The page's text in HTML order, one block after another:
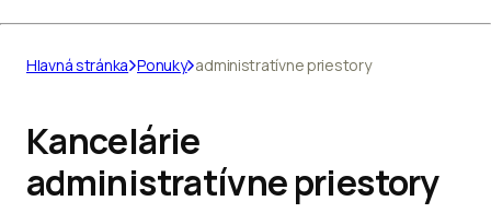
Prieskum trhu
Inzerát
Hlavná stránka Ponuky administratívne priestory
Kancelárie
administratívne priestory